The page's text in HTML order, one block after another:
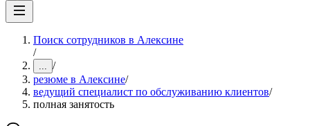
Поиск сотрудников в Алексине
/
... /
резюме в Алексине/
ведущий специалист по обслуживанию клиентов/
полная занятость